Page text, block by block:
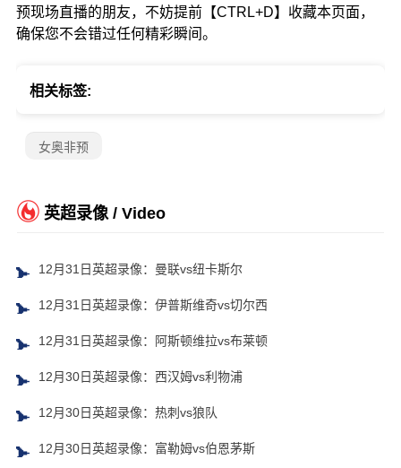
预现场直播的朋友，不妨提前【CTRL+D】收藏本页面，
确保您不会错过任何精彩瞬间。
相关标签:
女奥非预
英超录像 / Video
12月31日英超录像：曼联vs纽卡斯尔
12月31日英超录像：伊普斯维奇vs切尔西
12月31日英超录像：阿斯顿维拉vs布莱顿
12月30日英超录像：西汉姆vs利物浦
12月30日英超录像：热刺vs狼队
12月30日英超录像：富勒姆vs伯恩茅斯